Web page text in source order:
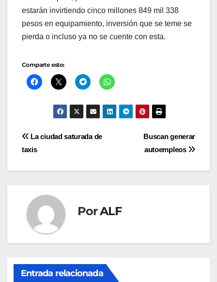
estarán invirtiendo cinco millones 849 mil 338
pesos en equipamiento, inversión que se teme se
pierda o incluso ya no se cuente con esta.
Comparte esto:
Navegación
Buscan generar
autoempleos
La ciudad saturada de
taxis
PorALF
Entrada relacionada